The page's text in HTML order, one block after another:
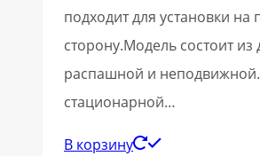
подходит для установки
сторону.Модель состоит из
распашной и
стационарной…
В корзину